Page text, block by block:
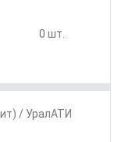
0 шт.
/ УралАТИ